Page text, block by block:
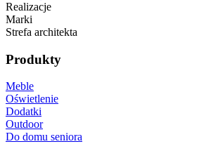
Realizacje
Marki
Strefa architekta
Produkty
Meble
Oświetlenie
Dodatki
Outdoor
Do domu seniora